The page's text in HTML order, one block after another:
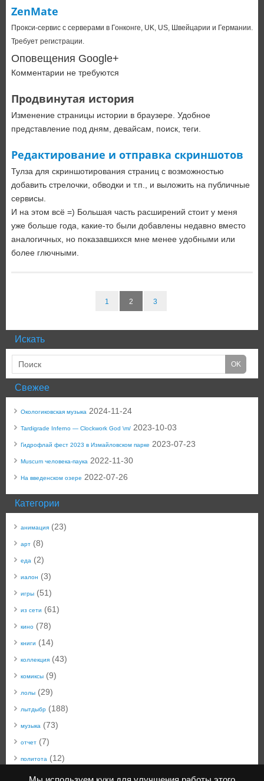
ZenMate
Прокси-сервис с серверами в Гонконге, UK, US, Швейцарии и Германии.
Требует регистрации.
Оповещения Google+
Комментарии не требуются
Продвинутая история
Изменение страницы истории в браузере. Удобное
представление под дням, девайсам, поиск, теги.
Редактирование и отправка скриншотов
Тулза для скриншотирования страниц с возможностью
добавить стрелочки, обводки и т.п., и выложить на публичные
сервисы.
И на этом всё =) Большая часть расширений стоит у меня
уже больше года, какие-то были добавлены недавно вместо
аналогичных, но показавшихся мне менее удобными или
более глючными.
1 2 3
Искать
Свежее
Окологиковская музыка 2024-11-24
Tardigrade Inferno — Clockwork God \m/ 2023-10-03
Гидрофлай фест 2023 в Измайловском парке 2023-07-23
Muscum человека-паука 2022-11-30
На введенском озере 2022-07-26
Категории
анимация (23)
арт (8)
еда (2)
иалон (3)
игры (51)
из сети (61)
кино (78)
книги (14)
коллекция (43)
комиксы (9)
лолы (29)
лытдыбр (188)
музыка (73)
отчет (7)
политота (12)
техноблог